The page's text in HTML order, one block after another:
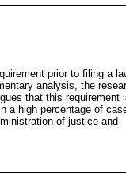
prior to filing a
analysis, the
that this requirement
a high percentage of
of justice and